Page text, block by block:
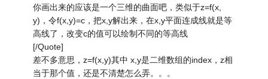
你画出来的应该是一个三维的曲面吧，类似于z=f(x,
y)，令f(x,y)=c，把x,y解出来，在x,y平面连成线就是等
高线了，改变c的值可以绘制不同的等高线
[/Quote]
差不多意思，z=f(x,y)其中 x,y是二维数组的index，z相
当于那个值，还是不清楚怎么弄。。。